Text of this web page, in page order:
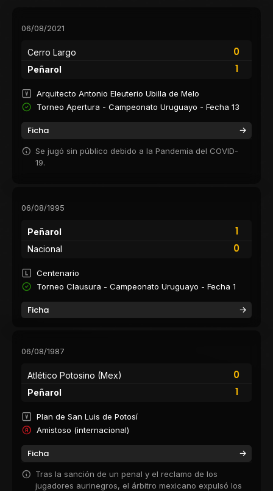
06/08/2021
Cerro Largo
0
1
Peñarol
Arquitecto Antonio Eleuterio Ubilla de Melo
Torneo Apertura - Campeonato Uruguayo - Fecha 13
Ficha
Se jugó sin público debido a la Pandemia del COVID-
19.
06/08/1995
Peñarol
1
0
Nacional
Centenario
Torneo Clausura - Campeonato Uruguayo - Fecha 1
Ficha
06/08/1987
Atlético Potosino (Mex)
0
1
Peñarol
Plan de San Luis de Potosí
Amistoso (internacional)
Ficha
Tras la sanción de un penal y el reclamo de los
jugadores aurinegros, el árbitro mexicano expulsó los